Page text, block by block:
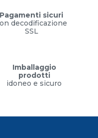
Pagamenti sicuri
decodificazione
SSL
Imballaggio
prodotti
idoneo e sicuro